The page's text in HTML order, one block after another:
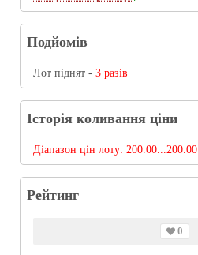
Подйомів
Лот піднят - 3 разів
Історія коливання ціни
Діапазон цін лоту: 200.00...200.00
Рейтинг
0